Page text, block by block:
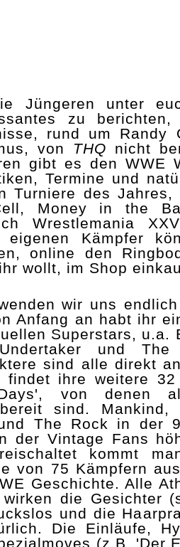
Jüngeren unter
zu
rund um Randy
von THQ nicht
gibt es den WWE
Termine und
Turniere des
Money in the
Wrestlemania
eigenen Kämpfer
online den
wollt, im Shop
wir uns
Anfang an habt ihr
Superstars, u.a.
und
sind alle direkt
findet ihre weitere
von denen
sind.
The Rock in der
der Vintage Fans
kommt
von 75 Kämpfern
Geschichte. Alle
die Gesichter
und die
Die Einläufe,
(z.B. 'Der